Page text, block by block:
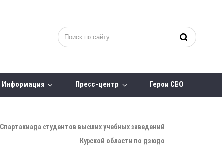
Информация Пресс-центр Герои СВО
Спартакиада студентов высших учебных заведений
Курской области по дзюдо